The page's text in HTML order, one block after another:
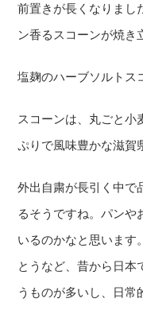
前置きが長くなりまし
ン香るスコーンが焼き
塩麹のハーブソルトス
スコーンは、丸ごと小
ぷりで風味豊かな滋賀
外出自粛が長引く中で
るそうですね。パンや
いるのかなと思います
とうなど、昔から日本
うものが多いし、日常